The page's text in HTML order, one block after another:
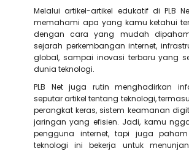
Melalui artikel-artikel edukatif di PLB
memahami apa yang kamu ketahui
dengan cara yang mudah
sejarah perkembangan internet,
global, sampai inovasi terbaru yang
dunia teknologi.
PLB Net juga rutin menghadirkan
seputar artikel tentang teknologi,
perangkat keras, sistem keamanan
jaringan yang efisien. Jadi, kamu
pengguna internet, tapi juga
teknologi ini bekerja untuk